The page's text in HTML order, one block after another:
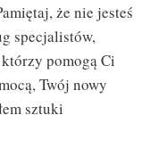
że nie jesteś
specjalistów,
pomogą Ci
Twój nowy
sztuki